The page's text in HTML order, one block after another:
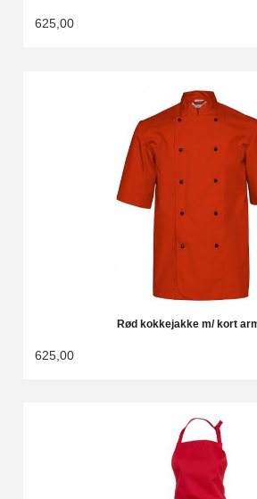
625,00
Rød kokkejakke m/ kort
625,00